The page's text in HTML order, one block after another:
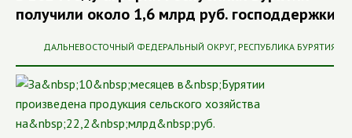
получили около 1,6 млрд руб. господдержки
ДАЛЬНЕВОСТОЧНЫЙ ФЕДЕРАЛЬНЫЙ ОКРУГ, РЕСПУБЛИКА БУРЯТИЯ